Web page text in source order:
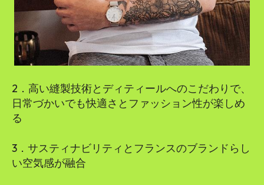
2．高い縫製技術とディティールへのこだわりで、
日常づかいでも快適さとファッション性が楽しめ
る
3．サスティナビリティとフランスのブランドらし
い空気感が融合